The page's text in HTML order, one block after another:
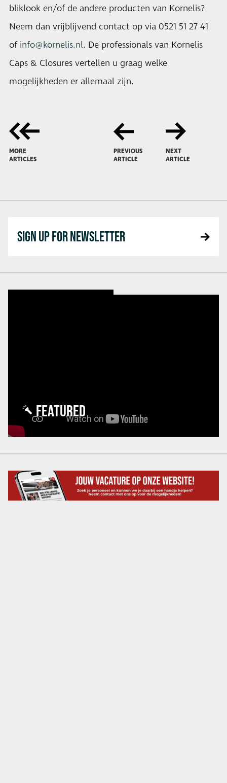
bliklook en/of de andere producten van Kornelis?
Neem dan vrijblijvend contact op via 0521 51 27 41
of info@kornelis.nl. De professionals van Kornelis
Caps & Closures vertellen u graag welke
mogelijkheden er allemaal zijn.
MORE
ARTICLES
PREVIOUS
ARTICLE
NEXT
ARTICLE
SIGN UP FOR NEWSLETTER
FEATURED